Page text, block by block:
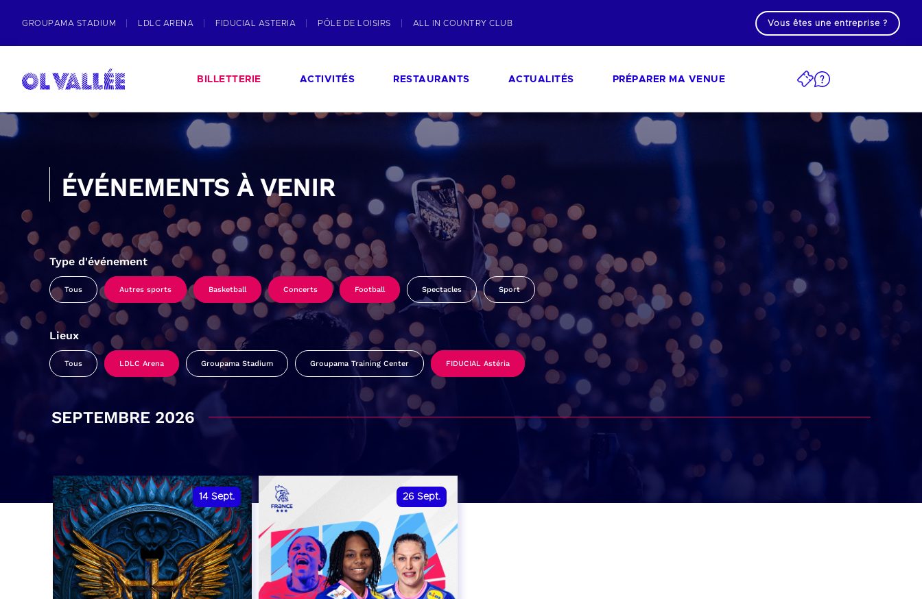
GROUPAMA STADIUM LDLC ARENA FIDUCIAL ASTERIA PÔLE DE LOISIRS ALL IN COUNTRY CLUB Vous êtes une entreprise ?
BILLETTERIE ACTIVITÉS RESTAURANTS ACTUALITÉS PRÉPARER MA VENUE
ÉVÉNEMENTS À VENIR
Type d'événement
Tous Autres sports Basketball Concerts Football Spectacles Sport
Lieux
Tous LDLC Arena Groupama Stadium Groupama Training Center FIDUCIAL Astéria
SEPTEMBRE 2026
14 Sept. 26 Sept.